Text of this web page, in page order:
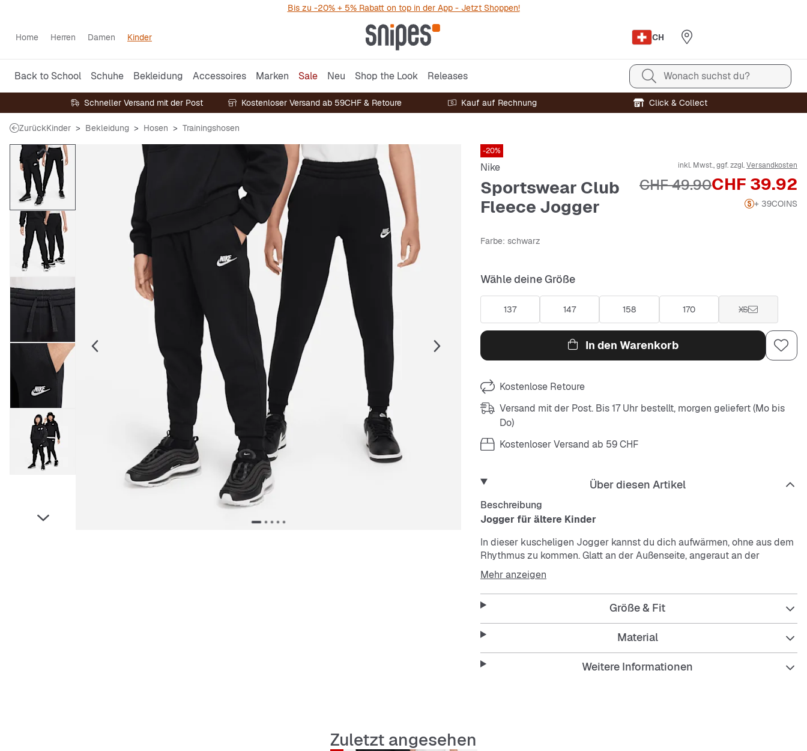
Bis zu -20% + 5% Rabatt on top in der App - Jetzt Shoppen!
Home Herren Damen Kinder CH
Back to School Schuhe Bekleidung Accessoires Marken Sale Neu Shop the Look Releases Wonach suchst du?
Schneller Versand mit der Post Kostenloser Versand ab 59CHF & Retoure Kauf auf Rechnung Click & Collect
ZurückKinder Bekleidung Hosen Trainingshosen
-20%
Nike
Sportswear Club
Fleece Jogger
inkl. Mwst., ggf. zzgl.Versandkosten
Preis
CHF 39.92
Originalpreis
CHF 49.90
+ 39COINS
Farbe: schwarz
Wähle deine Größe
137 147 158 170 XS
In den Warenkorb
Kostenlose Retoure
Versand mit der Post. Bis 17 Uhr bestellt, morgen geliefert (Mo bis
Do)
Kostenloser Versand ab 59 CHF
Über diesen Artikel
Beschreibung
Jogger für ältere Kinder
In dieser kuscheligen Jogger kannst du dich aufwärmen, ohne aus dem
Rhythmus zu kommen. Glatt an der Außenseite, angeraut an der
Innenseite. Dieses leichte Fleece ist ein unkompliziertes Kleidungsstück,
wenn du etwas mehr Wärme möchtest. Genieße sie, egal ob du auf dem
Court bist oder im Klassenzimmer die Minuten zählst, bis du wieder
spielen darfst.
Diese neue, verbesserte Passform wurde für jede Form und Größe
entwickelt und eignet sich dadurch für alle Kinder.
Mehr anzeigen
Größe & Fit
Material
Weitere Informationen
Zuletzt angesehen